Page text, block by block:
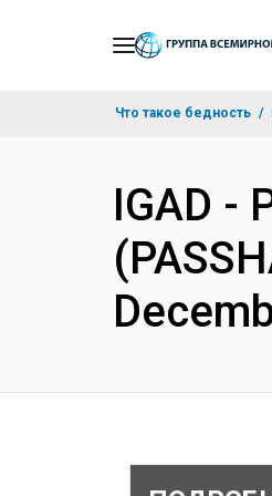
Что такое бедность
IGAD -